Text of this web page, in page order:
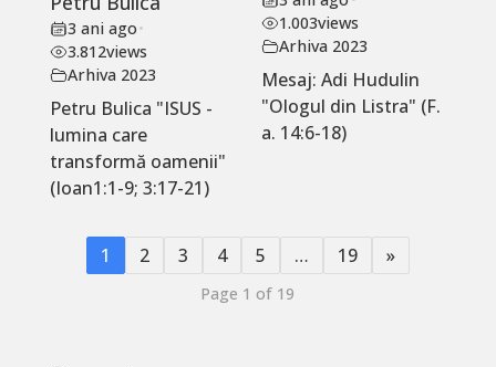
3 ani ago•
3.812views
Arhiva 2023
Petru Bulica "ISUS -
lumina care
transformă oamenii"
(Ioan1:1-9; 3:17-21)
1.003views
Arhiva 2023
Mesaj: Adi Hudulin
"Ologul din Listra" (F.
a. 14:6-18)
1 2 3 4 5 … 19 »
Page 1 of 19